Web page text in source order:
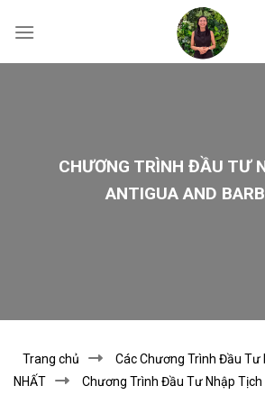
CHƯƠNG TRÌNH ĐẦU TƯ
ANTIGUA AND
Trang chủ
Các Chương Trình Đầu Tư
NHẤT
Chương Trình Đầu Tư Nhập